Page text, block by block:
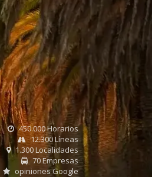
online
450.000 Horarios
12.300 Líneas
1.300 Localidades
70 Empresas
opiniones Google